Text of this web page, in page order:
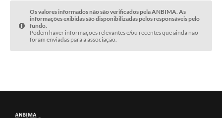
Os valores informados não são verificados pela ANBIMA. As
informações exibidas são disponibilizadas pelos responsáveis pelo
fundo.
Podem haver informações relevantes e/ou recentes que ainda não
foram enviadas para a associação.